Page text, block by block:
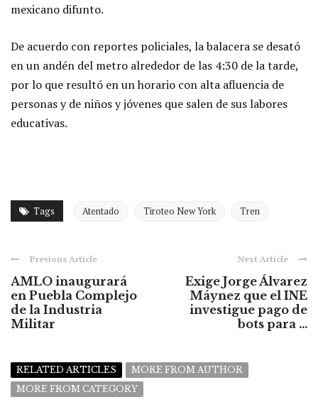
mexicano difunto.
De acuerdo con reportes policiales, la balacera se desató
en un andén del metro alrededor de las 4:30 de la tarde,
por lo que resultó en un horario con alta afluencia de
personas y de niños y jóvenes que salen de sus labores
educativas.
Tags Atentado Tiroteo New York Tren
Previous Article
AMLO inaugurará
en Puebla Complejo
de la Industria
Militar
Next Article
Exige Jorge Álvarez
Máynez que el INE
investigue pago de
bots para ...
RELATED ARTICLES
MORE FROM AUTHOR
MORE FROM CATEGORY